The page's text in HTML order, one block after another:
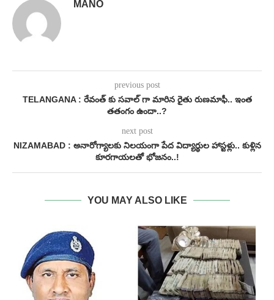
MANO
previous post
TELANGANA : రేవంత్ కు సవాల్ గా మారిన రైతు రుణమాఫీ.. ఇంత
తతంగం ఉందా..?
next post
NIZAMABAD : అనారోగ్యాలకు నిలయంగా పేద విద్యార్థుల హాస్టళ్లు.. కుళ్లిన
కూరగాయలతో భోజనం..!
YOU MAY ALSO LIKE